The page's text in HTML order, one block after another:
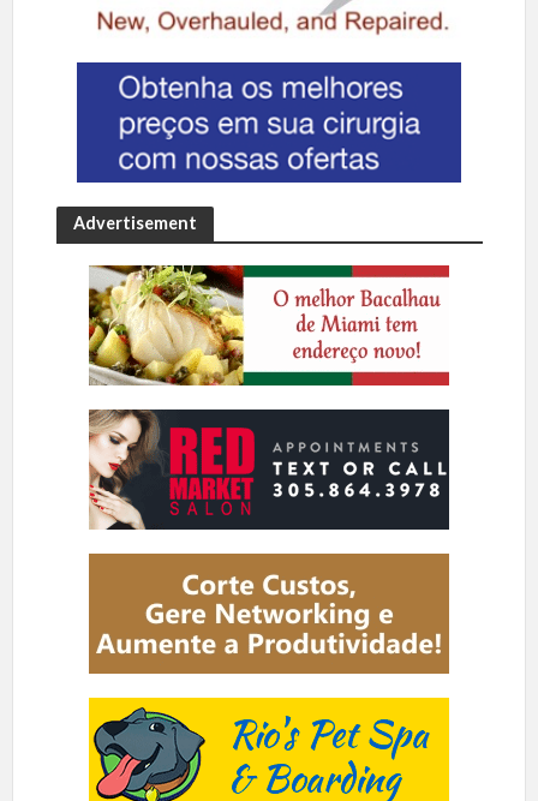
Advertisement